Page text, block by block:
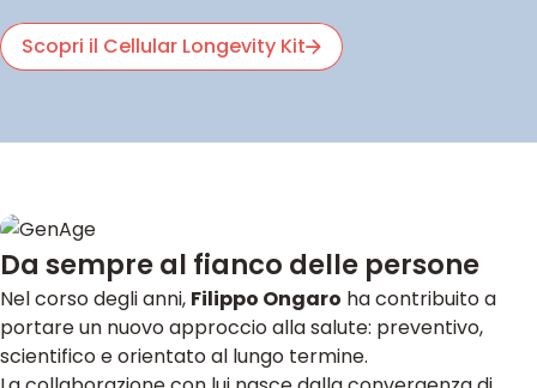
Scopri il Cellular Longevity Kit
Da sempre al fianco delle persone
Nel corso degli anni, Filippo Ongaro ha contribuito a
portare un nuovo approccio alla salute: preventivo,
scientifico e orientato al lungo termine.